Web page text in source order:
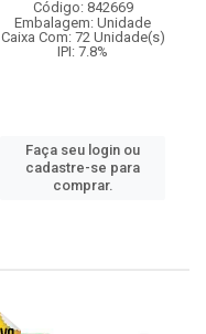
Código: 842669
Embalagem: Unidade
Caixa Com: 72 Unidade(s)
IPI: 7.8%
Faça seu login ou
cadastre-se para
comprar.